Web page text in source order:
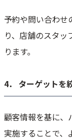
予約や問い合わせ
り、店舗のスタ
ります。
4． ターゲットを
顧客情報を基に、
実施することで、